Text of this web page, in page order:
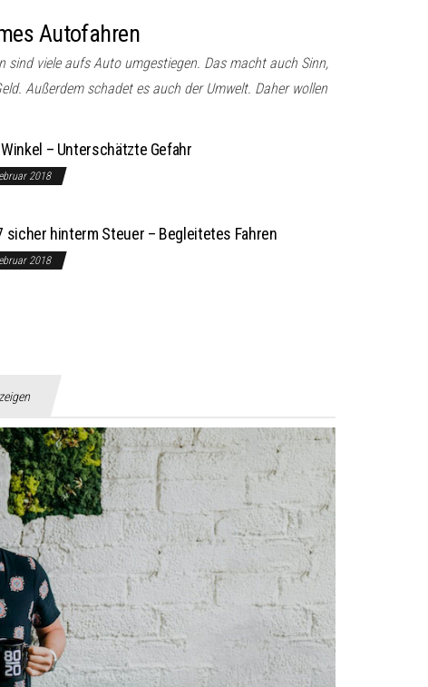
Autofahren
sind viele aufs Auto umgestiegen. Das macht auch Sinn,
Außerdem schadet es auch der Umwelt. Daher wollen
– Unterschätzte Gefahr
2018
sicher hinterm Steuer – Begleitetes Fahren
2018